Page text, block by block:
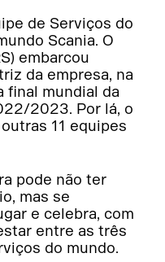
de Serviços do
Scania. O
embarcou
da empresa, na
final mundial da
2023. Por lá, o
11 equipes
pode não ter
mas se
e celebra, com
entre as três
do mundo.